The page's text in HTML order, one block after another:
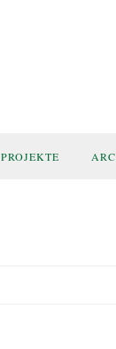
PROJEKTE